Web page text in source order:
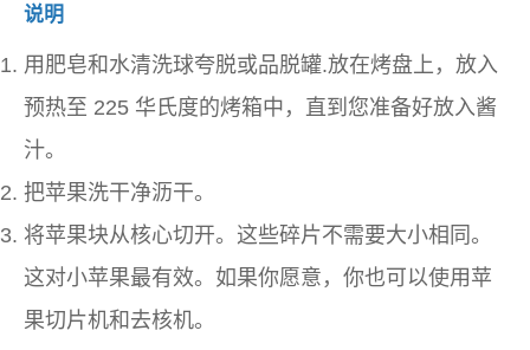
说明
用肥皂和水清洗球夸脱或品脱罐.放在烤盘上，放入
预热至 225 华氏度的烤箱中，直到您准备好放入酱
汁。
把苹果洗干净沥干。
将苹果块从核心切开。这些碎片不需要大小相同。
这对小苹果最有效。如果你愿意，你也可以使用苹
果切片机和去核机。